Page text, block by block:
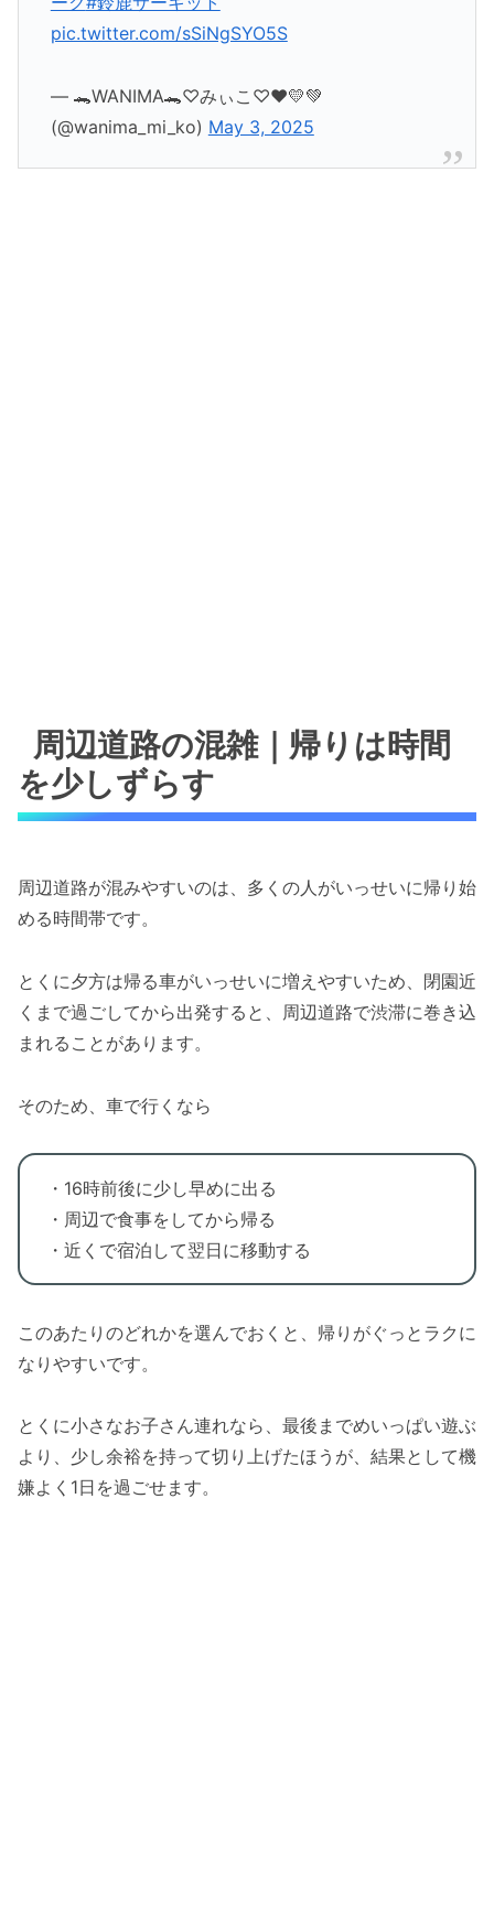
pic.twitter.com/sSiNgSYO5S
— 🐊WANIMA🐊♡みぃこ♡❤️💛💚
(@wanima_mi_ko) May 3, 2025
周辺道路の混雑｜帰りは時間
を少しずらす
周辺道路が混みやすいのは、多くの人がいっせいに帰り始
める時間帯です。
とくに夕方は帰る車がいっせいに増えやすいため、閉園近
くまで過ごしてから出発すると、周辺道路で渋滞に巻き込
まれることがあります。
そのため、車で行くなら
・16時前後に少し早めに出る
・周辺で食事をしてから帰る
・近くで宿泊して翌日に移動する
このあたりのどれかを選んでおくと、帰りがぐっとラクに
なりやすいです。
とくに小さなお子さん連れなら、最後までめいっぱい遊ぶ
より、少し余裕を持って切り上げたほうが、結果として機
嫌よく1日を過ごせます。